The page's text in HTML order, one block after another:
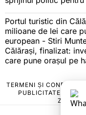
Portul turistic din
milioane de lei care
european - Stiri
Călărași, finalizat:
care pune orașul pe
TERMENI ȘI CONDIȚII
PUBLICITATE
ZIARUL